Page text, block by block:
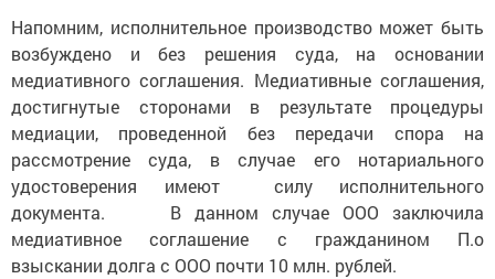
Напомним, исполнительное производство может быть
возбуждено и без решения суда, на основании
медиативного соглашения. Медиативные соглашения,
достигнутые сторонами в результате процедуры
медиации, проведенной без передачи спора на
рассмотрение суда, в случае его нотариального
удостоверения имеют силу исполнительного
документа. В данном случае ООО заключила
медиативное соглашение с гражданином П.о
взыскании долга с ООО почти 10 млн. рублей.